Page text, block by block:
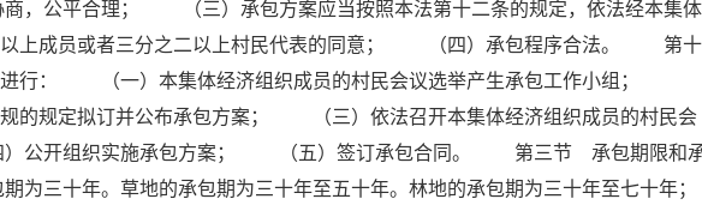
公平合理； （三）承包方案应当按照本法第十二条的规定，依法经本集体
以上成员或者三分之二以上村民代表的同意； （四）承包程序合法。 第十
进行： （一）本集体经济组织成员的村民会议选举产生承包工作小组；
规的规定拟订并公布承包方案； （三）依法召开本集体经济组织成员的村民会
公开组织实施承包方案； （五）签订承包合同。 第三节 承包期限和
十年。草地的承包期为三十年至五十年。林地的承包期为三十年至七十年；